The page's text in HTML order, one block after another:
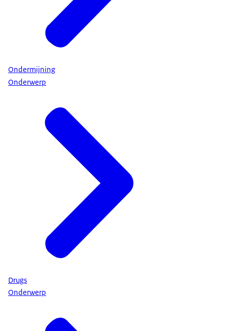
Ondermijning
Onderwerp
Drugs
Onderwerp